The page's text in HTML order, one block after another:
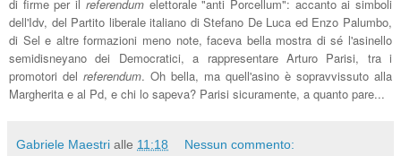
di firme per il referendumelettorale "anti Porcellum": accanto ai simboli
dell'Idv, del Partito liberale italiano di Stefano De Luca ed Enzo Palumbo,
di Sel e altre formazioni meno note, faceva bella mostra di sé l'asinello
semidisneyano dei Democratici, a rappresentare Arturo Parisi, tra i
promotori del referendum. Oh bella, ma quell'asino è sopravvissuto alla
Margherita e al Pd, e chi lo sapeva? Parisi sicuramente, a quanto pare...
Gabriele Maestri alle 11:18 Nessun commento: